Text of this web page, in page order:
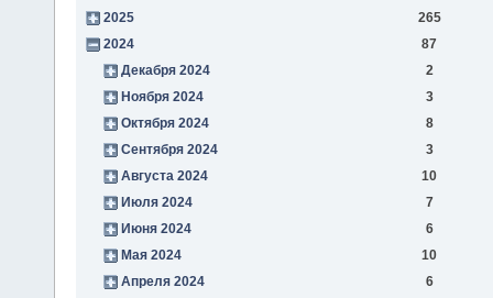
2025
265
2024
87
Декабря 2024
2
Ноября 2024
3
Октября 2024
8
Сентября 2024
3
Августа 2024
10
Июля 2024
7
Июня 2024
6
Мая 2024
10
Апреля 2024
6